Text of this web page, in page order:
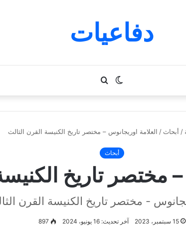
دفاعيات
بحث
عن
الوضع
المظلم
/ أبحاث / العلامة اوريجانوس – مختصر تاريخ الكنيسة القرن الثالث
أبحاث
مختصر تاريخ
- مختصر تاريخ الكنيسة القرن
15 سبتمبر، 2023 آخر تحديث: 16 يونيو، 2024 897